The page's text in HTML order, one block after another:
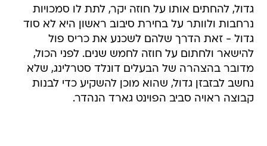
גדול, להחתים אותו על חוזה יקר, לתת לו סמכויות
נרחבות ולוותר על בחירת סיבוב ראשון היא לא סוד
גדול - זאת הדרך שלהם לשכנע את כריס פול
להישאר ולחתום על חוזה לחמש שנים. לפני הכול,
מדובר בהצהרה של הבעלים דונלד סטרלינג, שלא
נחשב לבזבזן גדול, שהוא מוכן להשקיע כדי לבנות
קבוצה ראויה סביב הפוינט גארד הנהדר.